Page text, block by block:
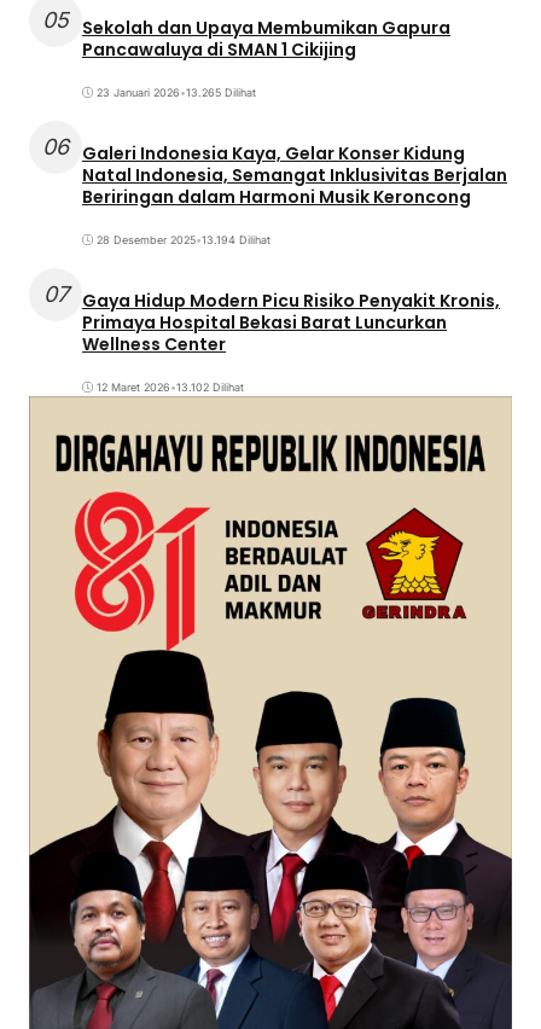
05 Sekolah dan Upaya Membumikan Gapura
Pancawaluya di SMAN 1 Cikijing
23 Januari 2026•13.265 Dilihat
06 Galeri Indonesia Kaya, Gelar Konser Kidung
Natal Indonesia, Semangat Inklusivitas Berjalan
Beriringan dalam Harmoni Musik Keroncong
28 Desember 2025•13.194 Dilihat
07
Gaya Hidup Modern Picu Risiko Penyakit Kronis,
Primaya Hospital Bekasi Barat Luncurkan
Wellness Center
12 Maret 2026•13.102 Dilihat